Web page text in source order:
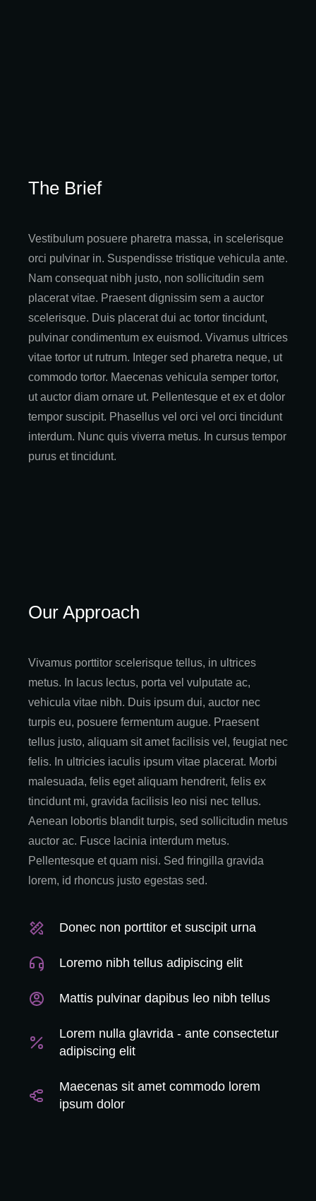
The Brief
Vestibulum posuere pharetra massa, in scelerisque
orci pulvinar in. Suspendisse tristique vehicula ante.
Nam consequat nibh justo, non sollicitudin sem
placerat vitae. Praesent dignissim sem a auctor
scelerisque. Duis placerat dui ac tortor tincidunt,
pulvinar condimentum ex euismod. Vivamus ultrices
vitae tortor ut rutrum. Integer sed pharetra neque, ut
commodo tortor. Maecenas vehicula semper tortor,
ut auctor diam ornare ut. Pellentesque et ex et dolor
tempor suscipit. Phasellus vel orci vel orci tincidunt
interdum. Nunc quis viverra metus. In cursus tempor
purus et tincidunt.
Our Approach
Vivamus porttitor scelerisque tellus, in ultrices
metus. In lacus lectus, porta vel vulputate ac,
vehicula vitae nibh. Duis ipsum dui, auctor nec
turpis eu, posuere fermentum augue. Praesent
tellus justo, aliquam sit amet facilisis vel, feugiat nec
felis. In ultricies iaculis ipsum vitae placerat. Morbi
malesuada, felis eget aliquam hendrerit, felis ex
tincidunt mi, gravida facilisis leo nisi nec tellus.
Aenean lobortis blandit turpis, sed sollicitudin metus
auctor ac. Fusce lacinia interdum metus.
Pellentesque et quam nisi. Sed fringilla gravida
lorem, id rhoncus justo egestas sed.
Donec non porttitor et suscipit urna
Loremo nibh tellus adipiscing elit
Mattis pulvinar dapibus leo nibh tellus
Lorem nulla glavrida - ante consectetur
adipiscing elit
Maecenas sit amet commodo lorem
ipsum dolor